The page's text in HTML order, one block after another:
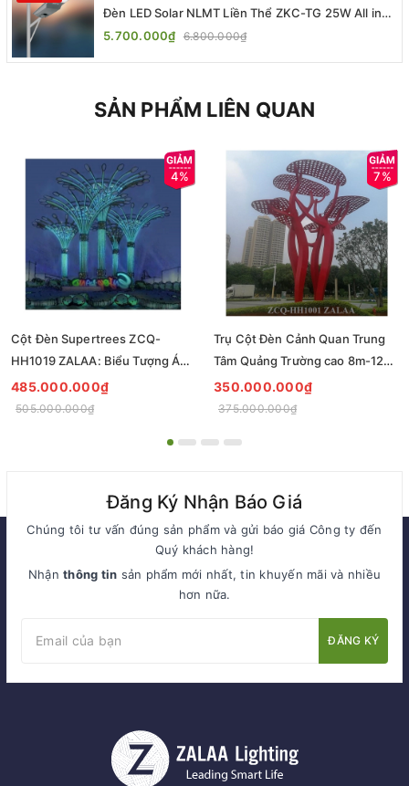
Đèn LED Solar NLMT Liền Thể ZKC-TG 25W All in
One | ZALAA Street Light
5.700.000₫ 6.800.000₫
SẢN PHẨM LIÊN QUAN
4%
Cột Đèn Supertrees ZCQ-
HH1019 ZALAA: Biểu Tượng Ánh
Sáng Cho Đại Đô Thị
485.000.000₫
505.000.000₫
7%
Trụ Cột Đèn Cảnh Quan Trung
Tâm Quảng Trường cao 8m-12m
ZCQ-HH1001 ZALAA Fortune
Tree Series
350.000.000₫
375.000.000₫
Đăng Ký Nhận Báo Giá
Chúng tôi tư vấn đúng sản phẩm và gửi báo giá Công ty đến
Quý khách hàng!
Nhậnthông tin sản phẩm mới nhất, tin khuyến mãi và nhiều
hơn nữa.
ĐĂNG KÝ